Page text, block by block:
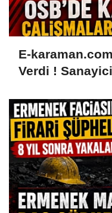
E-
Verdi !